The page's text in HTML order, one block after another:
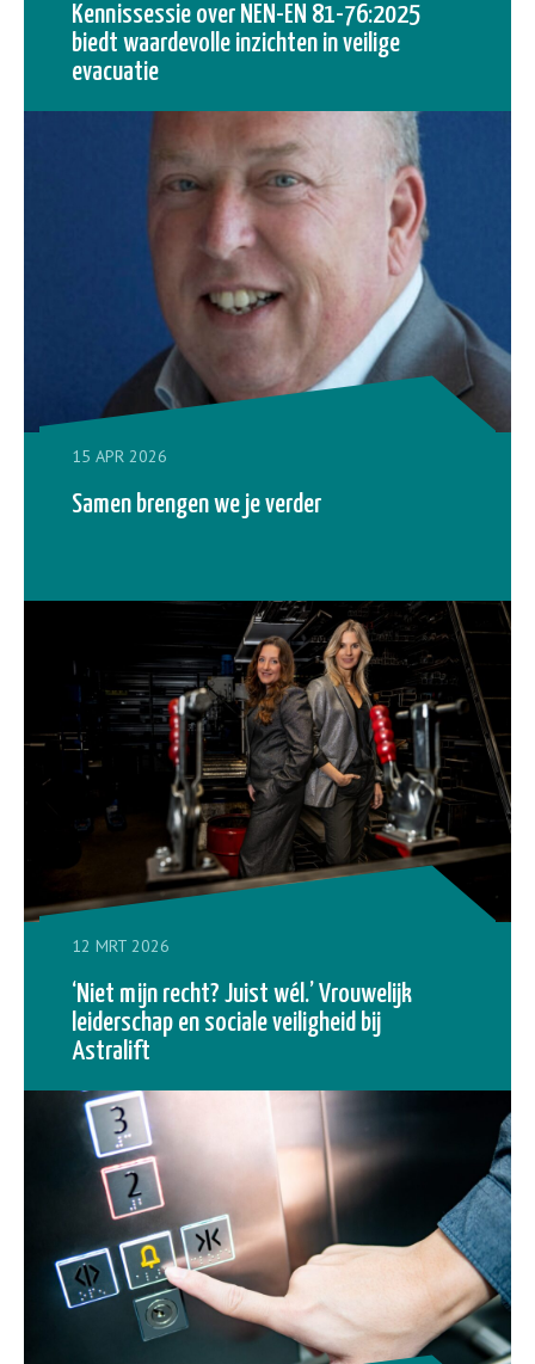
Kennissessie over NEN-EN 81-76:2025
biedt waardevolle inzichten in veilige
evacuatie
15 APR 2026
Samen brengen we je verder
12 MRT 2026
‘Niet mijn recht? Juist wél.’ Vrouwelijk
leiderschap en sociale veiligheid bij
Astralift